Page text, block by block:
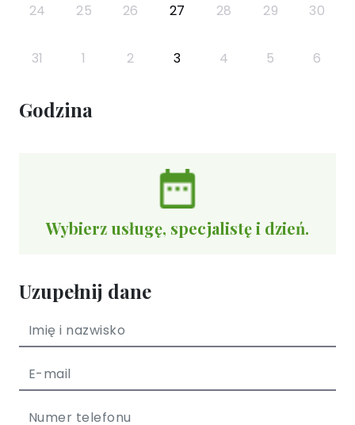
24 25 26 27 28 29 30
31 1 2 3 4 5 6
Godzina
Wybierz usługę, specjalistę i dzień.
Uzupełnij dane